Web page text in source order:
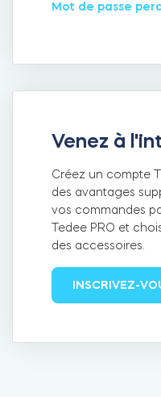
Intégrations
Tedee Bridge
Door Sensor
Cylindres
Mot de passe
Venez à
Créez un compte
des avantages
vos commandes
Tedee PRO et
des accessoires.
INSCRIVEZ-